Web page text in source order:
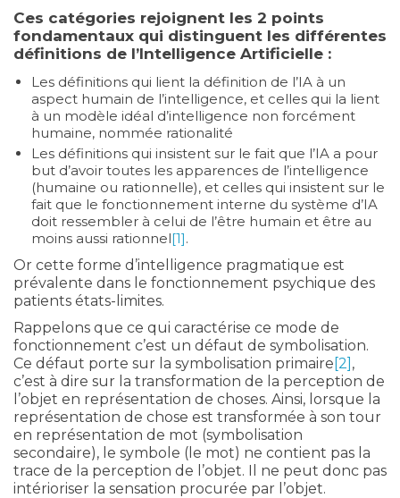
Ces catégories rejoignent les 2 points
fondamentaux qui distinguent les différentes
définitions de l’Intelligence Artificielle :
Les définitions qui lient la définition de l’IA à un
aspect humain de l’intelligence, et celles qui la lient
à un modèle idéal d’intelligence non forcément
humaine, nommée rationalité
Les définitions qui insistent sur le fait que l’IA a pour
but d’avoir toutes les apparences de l’intelligence
(humaine ou rationnelle), et celles qui insistent sur le
fait que le fonctionnement interne du système d’IA
doit ressembler à celui de l’être humain et être au
moins aussi rationnel[1].
Or cette forme d’intelligence pragmatique est
prévalente dans le fonctionnement psychique des
patients états-limites.
Rappelons que ce qui caractérise ce mode de
fonctionnement c’est un défaut de symbolisation.
Ce défaut porte sur la symbolisation primaire [2] ,
c’est à dire sur la transformation de la perception de
l’objet en représentation de choses. Ainsi, lorsque la
représentation de chose est transformée à son tour
en représentation de mot (symbolisation
secondaire), le symbole (le mot) ne contient pas la
trace de la perception de l’objet. Il ne peut donc pas
intérioriser la sensation procurée par l’objet.